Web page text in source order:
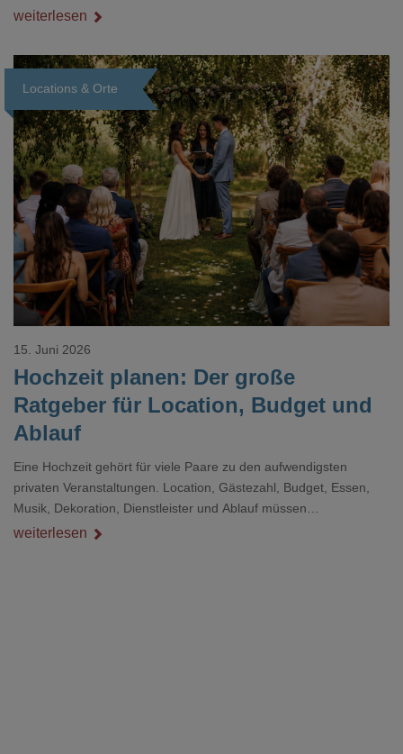
unübersichtlichen Stapel. Wer schon einmal kurz vor einem Event
Dokument gesucht hat, kennt das mulmige Gefühl.
weiterlesen
Locations & Orte
Loading...
Hochzeit planen: Der große
Ratgeber für Location, Budget und
Ablauf
15. Juni 2026
Eine Hochzeit gehört für viele Paare zu den aufwendigsten
privaten Veranstaltungen. Location, Gästezahl, Budget, Essen,
Musik, Dekoration, Dienstleister und Ablauf müssen
zusammenpassen, damit der Tag gut organisiert ist und trotzdem
weiterlesen